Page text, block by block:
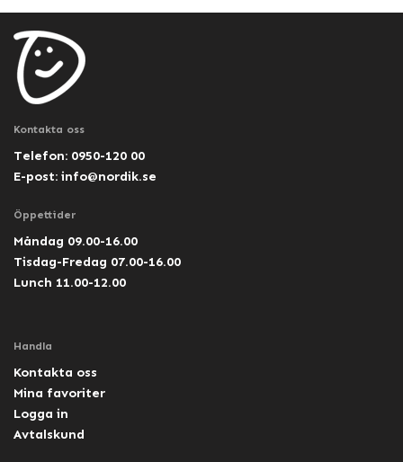
Kontakta oss
Telefon: 0950-120 00
E-post: info@nordik.se
Öppettider
Måndag 09.00-16.00
Tisdag-Fredag 07.00-16.00
Lunch 11.00-12.00
Handla
Kontakta oss
Mina favoriter
Logga in
Avtalskund